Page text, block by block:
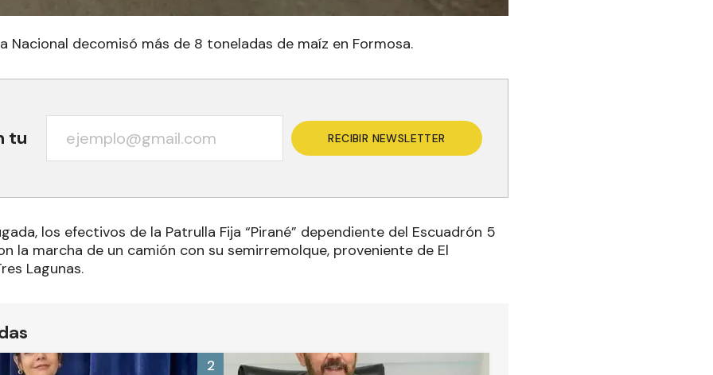
Nacional decomisó más de 8 toneladas de maíz en Formosa.
tu RECIBIR NEWSLETTER
los efectivos de la Patrulla Fija “Pirané” dependiente del Escuadrón 5
la marcha de un camión con su semirremolque, proveniente de El
Lagunas.
2